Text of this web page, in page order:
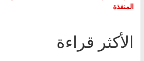
المنفذة
الأكثر قراءة